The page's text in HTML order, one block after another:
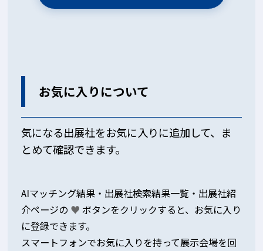
お気に入りについて
気になる出展社をお気に入りに追加して、ま
とめて確認できます。
AIマッチング結果・出展社検索結果一覧・出展社紹
介ページの ♥ ボタンをクリックすると、お気に入り
に登録できます。
スマートフォンでお気に入りを持って展示会場を回